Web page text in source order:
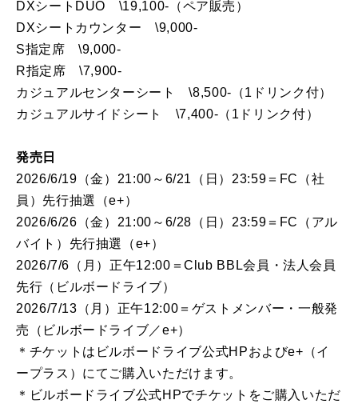
DXシートDUO \19,100-（ペア販売）
DXシートカウンター \9,000-
S指定席 \9,000-
R指定席 \7,900-
カジュアルセンターシート \8,500-（1ドリンク付）
カジュアルサイドシート \7,400-（1ドリンク付）
発売日
2026/6/19（金）21:00～6/21（日）23:59＝FC（社
員）先行抽選（e+）
2026/6/26（金）21:00～6/28（日）23:59＝FC（アル
バイト）先行抽選（e+）
2026/7/6（月）正午12:00＝Club BBL会員・法人会員
先行（ビルボードライブ）
2026/7/13（月）正午12:00＝ゲストメンバー・一般発
売（ビルボードライブ／e+）
＊チケットはビルボードライブ公式HPおよびe+（イ
ープラス）にてご購入いただけます。
＊ビルボードライブ公式HPでチケットをご購入いただ